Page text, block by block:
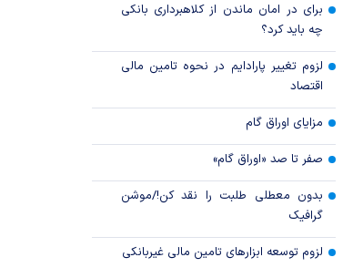
برای در امان ماندن از کلاهبرداری بانکی
چه باید کرد؟
لزوم تغییر پارادایم در نحوه تامین مالی
اقتصاد
مزایای اوراق گام
صفر تا صد «اوراق گام»
بدون معطلی طلبت را نقد کن!/موشن
گرافیک
لزوم توسعه ابزارهای تامین مالی غیربانکی